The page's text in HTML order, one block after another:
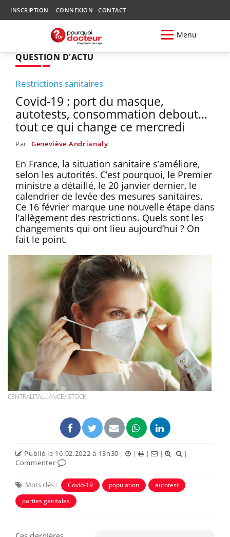
INSCRIPTION CONNEXION CONTACT
Menu
QUESTION D'ACTU
Restrictions sanitaires
Covid-19 : port du masque,
autotests, consommation debout…
tout ce qui change ce mercredi
Par Geneviève Andrianaly
En France, la situation sanitaire s’améliore,
selon les autorités. C’est pourquoi, le Premier
ministre a détaillé, le 20 janvier dernier, le
calendrier de levée des mesures sanitaires.
Ce 16 février marque une nouvelle étape dans
l’allègement des restrictions. Quels sont les
changements qui ont lieu aujourd’hui ? On
fait le point.
CENTRALITALLIANCE/ISTOCK
Publié le 16.02.2022 à 13h30 | | | |
|
Commenter
Mots clés : Covid-19 population
autotest
parties génitales